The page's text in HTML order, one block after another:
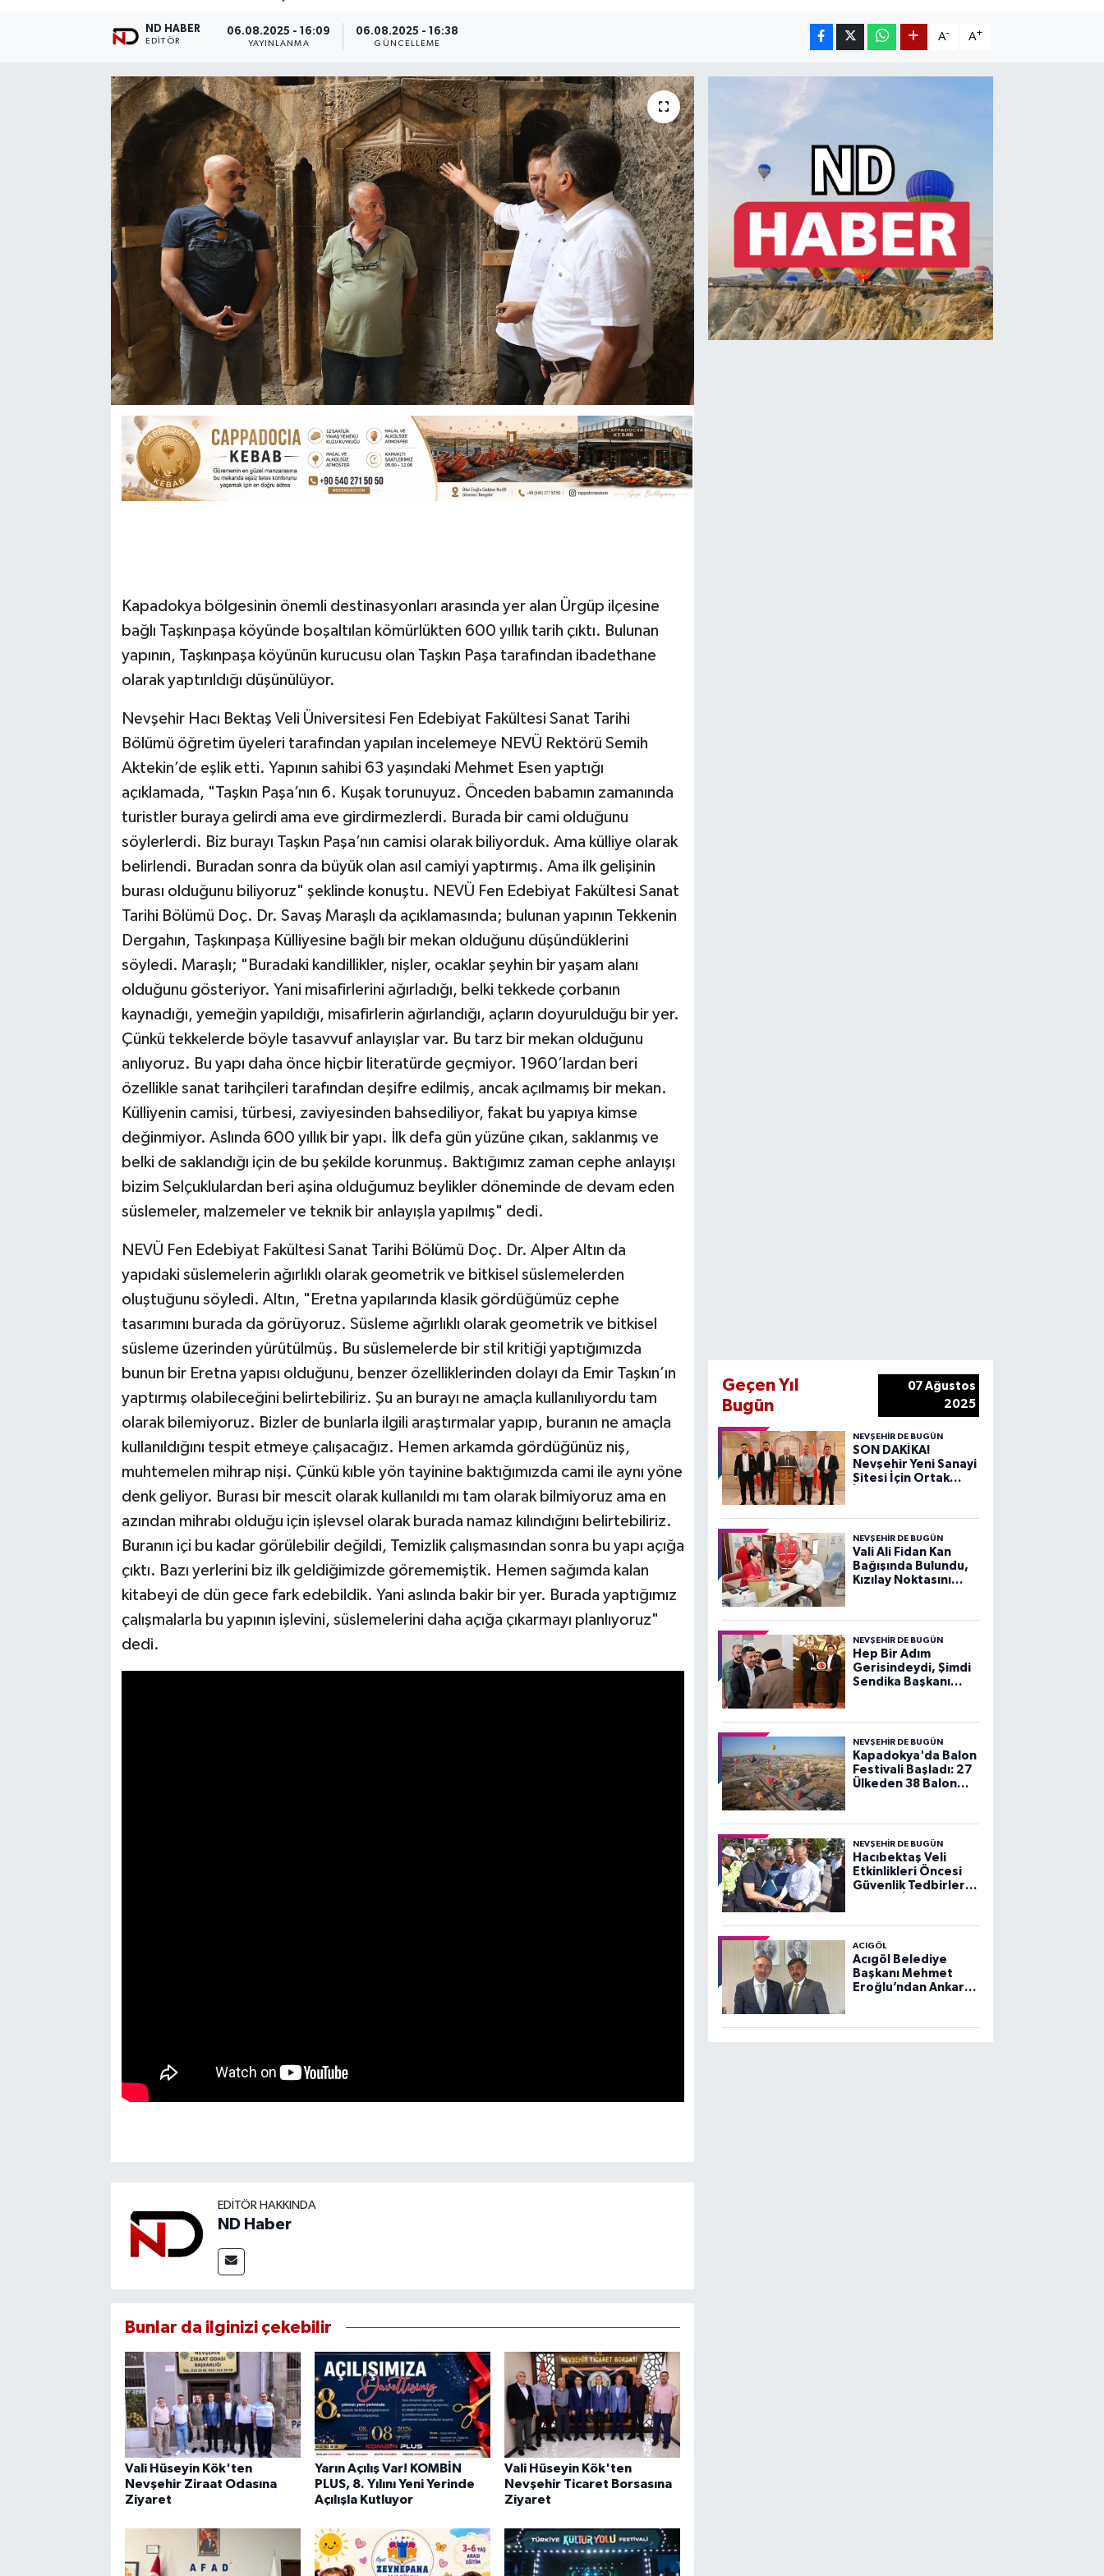
ND HABER
EDITÖR
06.08.2025 - 16:09
YAYINLANMA
06.08.2025 - 16:38
GÜNCELLEME
A- A+
Kapadokya bölgesinin önemli destinasyonları arasında yer alan Ürgüp ilçesine
bağlı Taşkınpaşa köyünde boşaltılan kömürlükten 600 yıllık tarih çıktı. Bulunan
yapının, Taşkınpaşa köyünün kurucusu olan Taşkın Paşa tarafından ibadethane
olarak yaptırıldığı düşünülüyor.
Nevşehir Hacı Bektaş Veli Üniversitesi Fen Edebiyat Fakültesi Sanat Tarihi
Bölümü öğretim üyeleri tarafından yapılan incelemeye NEVÜ Rektörü Semih
Aktekin’de eşlik etti. Yapının sahibi 63 yaşındaki Mehmet Esen yaptığı
açıklamada, "Taşkın Paşa’nın 6. Kuşak torunuyuz. Önceden babamın zamanında
turistler buraya gelirdi ama eve girdirmezlerdi. Burada bir cami olduğunu
söylerlerdi. Biz burayı Taşkın Paşa’nın camisi olarak biliyorduk. Ama külliye olarak
belirlendi. Buradan sonra da büyük olan asıl camiyi yaptırmış. Ama ilk gelişinin
burası olduğunu biliyoruz" şeklinde konuştu. NEVÜ Fen Edebiyat Fakültesi Sanat
Tarihi Bölümü Doç. Dr. Savaş Maraşlı da açıklamasında; bulunan yapının Tekkenin
Dergahın, Taşkınpaşa Külliyesine bağlı bir mekan olduğunu düşündüklerini
söyledi. Maraşlı; "Buradaki kandillikler, nişler, ocaklar şeyhin bir yaşam alanı
olduğunu gösteriyor. Yani misafirlerini ağırladığı, belki tekkede çorbanın
kaynadığı, yemeğin yapıldığı, misafirlerin ağırlandığı, açların doyurulduğu bir yer.
Çünkü tekkelerde böyle tasavvuf anlayışlar var. Bu tarz bir mekan olduğunu
anlıyoruz. Bu yapı daha önce hiçbir literatürde geçmiyor. 1960’lardan beri
özellikle sanat tarihçileri tarafından deşifre edilmiş, ancak açılmamış bir mekan.
Külliyenin camisi, türbesi, zaviyesinden bahsediliyor, fakat bu yapıya kimse
değinmiyor. Aslında 600 yıllık bir yapı. İlk defa gün yüzüne çıkan, saklanmış ve
belki de saklandığı için de bu şekilde korunmuş. Baktığımız zaman cephe anlayışı
bizim Selçuklulardan beri aşina olduğumuz beylikler döneminde de devam eden
süslemeler, malzemeler ve teknik bir anlayışla yapılmış" dedi.
NEVÜ Fen Edebiyat Fakültesi Sanat Tarihi Bölümü Doç. Dr. Alper Altın da
yapıdaki süslemelerin ağırlıklı olarak geometrik ve bitkisel süslemelerden
oluştuğunu söyledi. Altın, "Eretna yapılarında klasik gördüğümüz cephe
tasarımını burada da görüyoruz. Süsleme ağırlıklı olarak geometrik ve bitkisel
süsleme üzerinden yürütülmüş. Bu süslemelerde bir stil kritiği yaptığımızda
bunun bir Eretna yapısı olduğunu, benzer özelliklerinden dolayı da Emir Taşkın’ın
yaptırmış olabileceğini belirtebiliriz. Şu an burayı ne amaçla kullanılıyordu tam
olarak bilemiyoruz. Bizler de bunlarla ilgili araştırmalar yapıp, buranın ne amaçla
kullanıldığını tespit etmeye çalışacağız. Hemen arkamda gördüğünüz niş,
muhtemelen mihrap nişi. Çünkü kıble yön tayinine baktığımızda cami ile aynı yöne
denk geliyor. Burası bir mescit olarak kullanıldı mı tam olarak bilmiyoruz ama en
azından mihrabı olduğu için işlevsel olarak burada namaz kılındığını belirtebiliriz.
Buranın içi bu kadar görülebilir değildi, Temizlik çalışmasından sonra bu yapı açığa
çıktı. Bazı yerlerini biz ilk geldiğimizde görememiştik. Hemen sağımda kalan
kitabeyi de dün gece fark edebildik. Yani aslında bakir bir yer. Burada yaptığımız
çalışmalarla bu yapının işlevini, süslemelerini daha açığa çıkarmayı planlıyoruz"
dedi.
EDITÖR HAKKINDA
ND Haber
Bunlar da ilginizi çekebilir
Vali Hüseyin Kök'ten
Nevşehir Ziraat Odasına
Ziyaret
Yarın Açılış Var! KOMBİN
PLUS, 8. Yılını Yeni Yerinde
Açılışla Kutluyor
Vali Hüseyin Kök'ten
Nevşehir Ticaret Borsasına
Ziyaret
Geçen Yıl
Bugün
07 Ağustos
2025
NEVŞEHIR DE BUGÜN
SON DAKİKA!
Nevşehir Yeni Sanayi
Sitesi İçin Ortak
NEVŞEHIR DE BUGÜN
Vali Ali Fidan Kan
Bağışında Bulundu,
Kızılay Noktasını
NEVŞEHIR DE BUGÜN
Hep Bir Adım
Gerisindeydi, Şimdi
Sendika Başkanı
NEVŞEHIR DE BUGÜN
Kapadokya'da Balon
Festivali Başladı: 27
Ülkeden 38 Balon
NEVŞEHIR DE BUGÜN
Hacıbektaş Veli
Etkinlikleri Öncesi
Güvenlik Tedbirleri
ACIGÖL
Acıgöl Belediye
Başkanı Mehmet
Eroğlu’ndan Ankara